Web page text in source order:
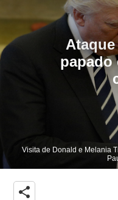
papado
Visita de Donald e Melania
share